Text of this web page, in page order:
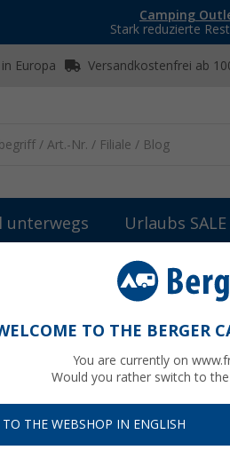
Camping
Stark reduzierte
Europa Versandkostenfrei ab
unterwegs Urlaubs SALE
TO THE BERGER
You are currently on
Would you rather switch to
TO THE WEBSHOP IN ENGLISH